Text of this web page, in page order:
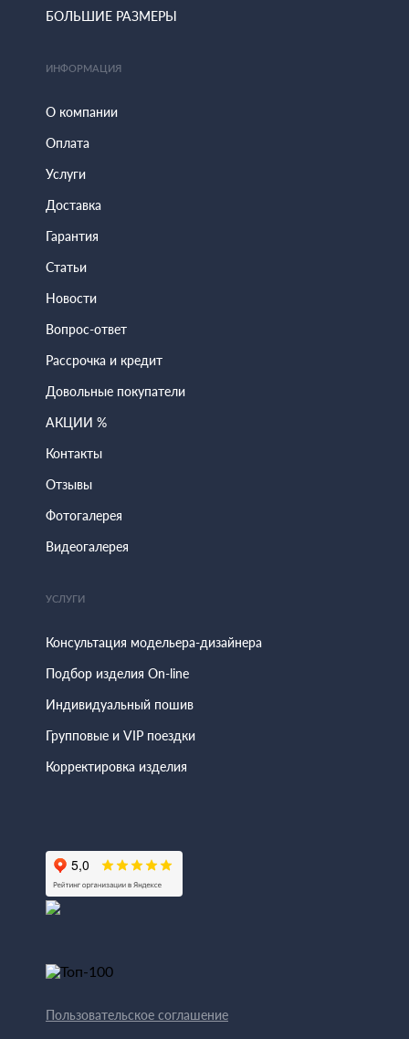
БОЛЬШИЕ РАЗМЕРЫ
ИНФОРМАЦИЯ
О компании
Оплата
Услуги
Доставка
Гарантия
Статьи
Новости
Вопрос-ответ
Рассрочка и кредит
Довольные покупатели
АКЦИИ %
Контакты
Отзывы
Фотогалерея
Видеогалерея
УСЛУГИ
Консультация модельера-дизайнера
Подбор изделия On-line
Индивидуальный пошив
Групповые и VIP поездки
Корректировка изделия
Пользовательское соглашение